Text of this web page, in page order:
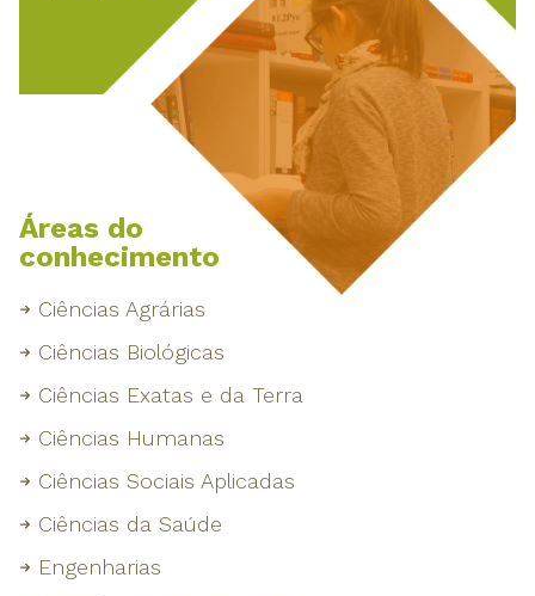
Áreas do
conhecimento
Ciências Agrárias
Ciências Biológicas
Ciências Exatas e da Terra
Ciências Humanas
Ciências Sociais Aplicadas
Ciências da Saúde
Engenharias